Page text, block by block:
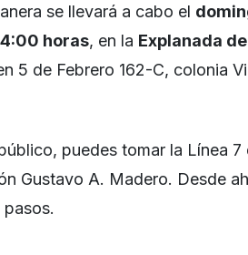
se llevará a cabo el
horas, en la Explanada
5 de Febrero 162-C, colonia
puedes tomar la Línea
Gustavo A. Madero. Desde